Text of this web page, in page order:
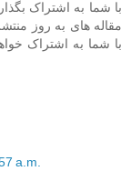
با شما به اشتراک
مقاله های به روز
با شما به اشتراک
a.m.